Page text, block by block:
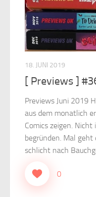
18. JUNI 2019
[ Previews ]
Previews Juni 2019
aus dem monatlich
Comics zeigen.
begründen. Mal
schlicht nach
0